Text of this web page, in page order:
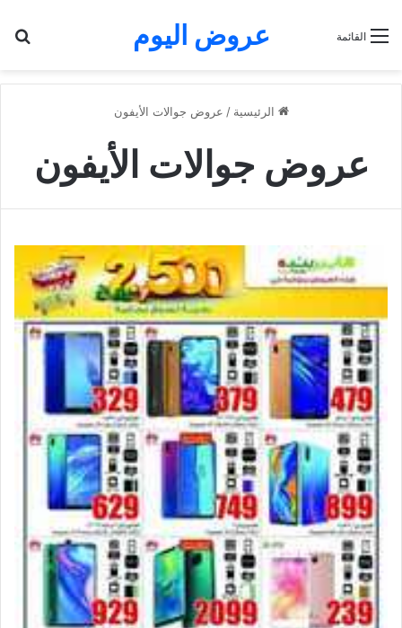
عروض اليوم القائمة
الرئيسية / عروض جوالات الأيفون
عروض جوالات الأيفون